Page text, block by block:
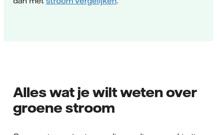
Alles wat je wilt weten over
groene stroom